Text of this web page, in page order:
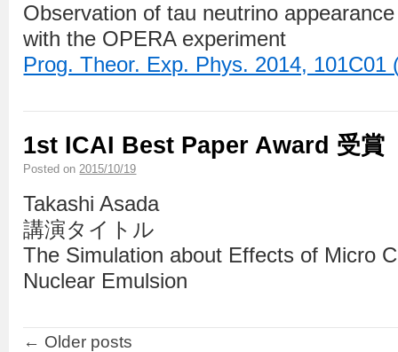
Observation of tau neutrino
with the OPERA experiment
Prog. Theor. Exp. Phys. 2014, 101C01
1st ICAI Best Paper Award 受賞
Posted on 2015/10/19
Takashi Asada
講演タイトル
The Simulation about Effects of Micro
Nuclear Emulsion
← Older posts